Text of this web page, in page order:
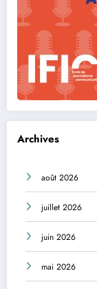
Archives
août 2026
juillet 2026
juin 2026
mai 2026